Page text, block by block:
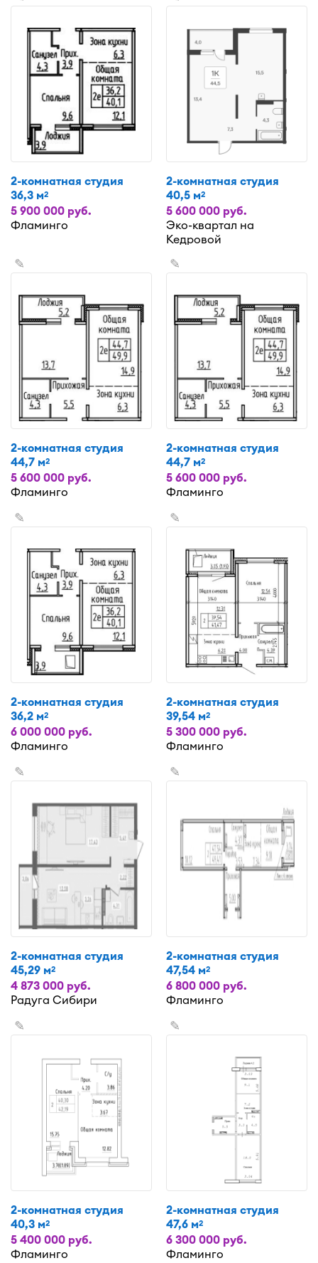
2-комнатная студия
36,3 м2
5 900 000 руб.
Фламинго
2-комнатная студия
40,5 м2
5 600 000 руб.
Эко-квартал на
Кедровой
✎
2-комнатная студия
44,7 м2
5 600 000 руб.
Фламинго
✎
2-комнатная студия
44,7 м2
5 600 000 руб.
Фламинго
✎
2-комнатная студия
36,2 м2
6 000 000 руб.
Фламинго
✎
2-комнатная студия
39,54 м2
5 300 000 руб.
Фламинго
✎
2-комнатная студия
45,29 м2
4 873 000 руб.
Радуга Сибири
✎
2-комнатная студия
47,54 м2
6 800 000 руб.
Фламинго
✎
2-комнатная студия
40,3 м2
5 400 000 руб.
Фламинго
✎
2-комнатная студия
47,6 м2
6 300 000 руб.
Фламинго